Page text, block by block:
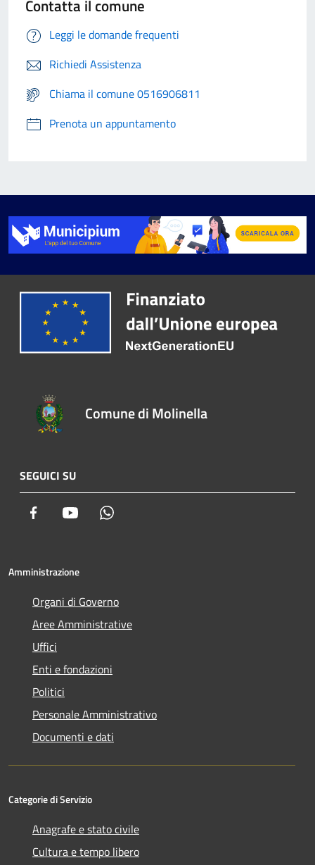
Contatta il comune
Leggi le domande frequenti
Richiedi Assistenza
Chiama il comune 0516906811
Prenota un appuntamento
Comune di Molinella
SEGUICI SU
Facebook Youtube
Amministrazione
Organi di Governo
Aree Amministrative
Uffici
Enti e fondazioni
Politici
Personale Amministrativo
Documenti e dati
Categorie di Servizio
Anagrafe e stato civile
Cultura e tempo libero